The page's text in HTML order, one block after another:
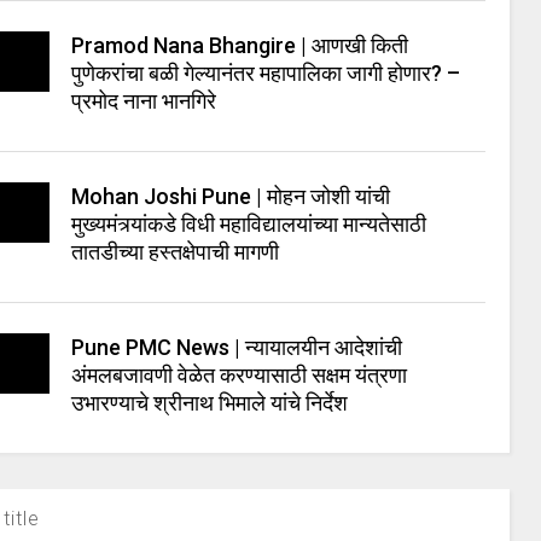
Pramod Nana Bhangire | आणखी किती
पुणेकरांचा बळी गेल्यानंतर महापालिका जागी होणार? –
प्रमोद नाना भानगिरे
Mohan Joshi Pune | मोहन जोशी यांची
मुख्यमंत्र्यांकडे विधी महाविद्यालयांच्या मान्यतेसाठी
तातडीच्या हस्तक्षेपाची मागणी
Pune PMC News | न्यायालयीन आदेशांची
अंमलबजावणी वेळेत करण्यासाठी सक्षम यंत्रणा
उभारण्याचे श्रीनाथ भिमाले यांचे निर्देश